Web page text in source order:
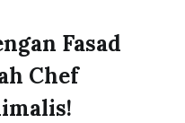
Fasad
Chef